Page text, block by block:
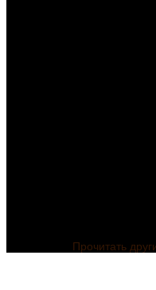
Прочитать